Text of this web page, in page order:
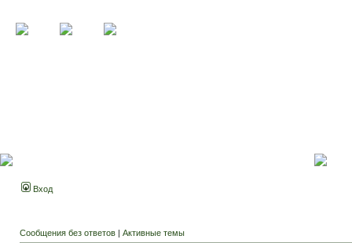
Вход
Сообщения без ответов | Активные темы